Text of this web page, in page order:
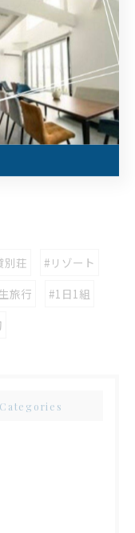
別荘
#リゾート
旅行
#1日1組
Categories